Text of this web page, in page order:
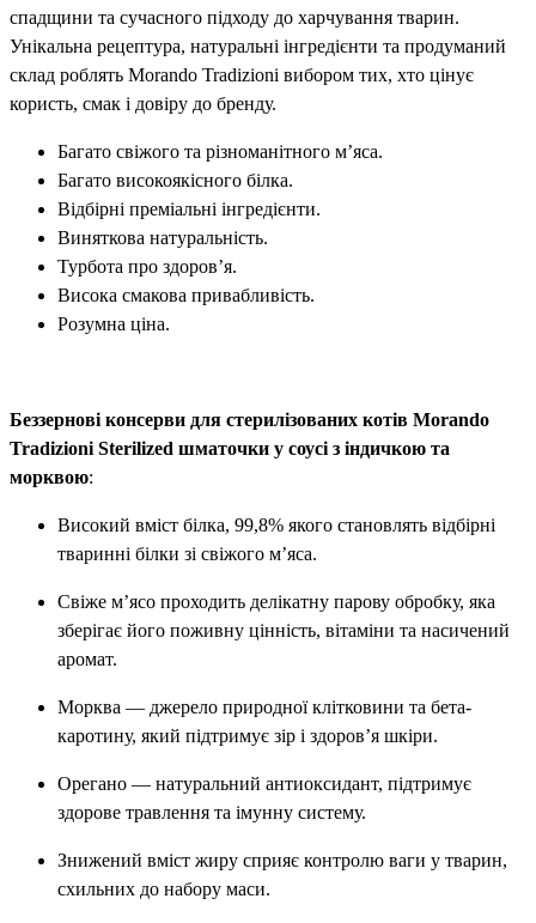
спадщини та сучасного підходу до харчування тварин.
Унікальна рецептура, натуральні інгредієнти та продуманий
склад роблять Morando Tradizioni вибором тих, хто цінує
користь, смак і довіру до бренду.
Багато свіжого та різноманітного м’яса.
Багато високоякісного білка.
Відбірні преміальні інгредієнти.
Виняткова натуральність.
Турбота про здоров’я.
Висока смакова привабливість.
Розумна ціна.
Беззернові консерви для стерилізованих котів Morando
Tradizioni Sterilized шматочки у соусі з індичкою та
морквою:
Високий вміст білка, 99,8% якого становлять відбірні
тваринні білки зі свіжого м’яса.
Свіже м’ясо проходить делікатну парову обробку, яка
зберігає його поживну цінність, вітаміни та насичений
аромат.
Морква — джерело природної клітковини та бета-
каротину, який підтримує зір і здоров’я шкіри.
Орегано — натуральний антиоксидант, підтримує
здорове травлення та імунну систему.
Знижений вміст жиру сприяє контролю ваги у тварин,
схильних до набору маси.